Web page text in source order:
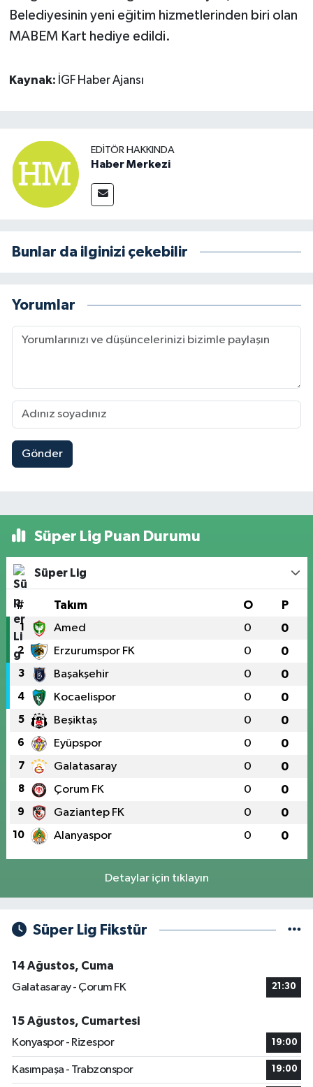
Belediyesinin yeni eğitim hizmetlerinden biri olan
MABEM Kart hediye edildi.
Kaynak: İGF Haber Ajansı
EDITÖR HAKKINDA
Haber Merkezi
Bunlar da ilginizi çekebilir
Yorumlar
Gönder
Süper Lig Puan Durumu
Süper Lig
# Takım O P
1 Amed 0 0
2 Erzurumspor FK 0 0
3 Başakşehir 0 0
4 Kocaelispor 0 0
5 Beşiktaş 0 0
6 Eyüpspor 0 0
7 Galatasaray 0 0
8 Çorum FK 0 0
9 Gaziantep FK 0 0
10 Alanyaspor 0 0
Detaylar için tıklayın
Süper Lig Fikstür
14 Ağustos, Cuma
Galatasaray - Çorum FK
21:30
15 Ağustos, Cumartesi
Konyaspor - Rizespor
19:00
Kasımpaşa - Trabzonspor 19:00